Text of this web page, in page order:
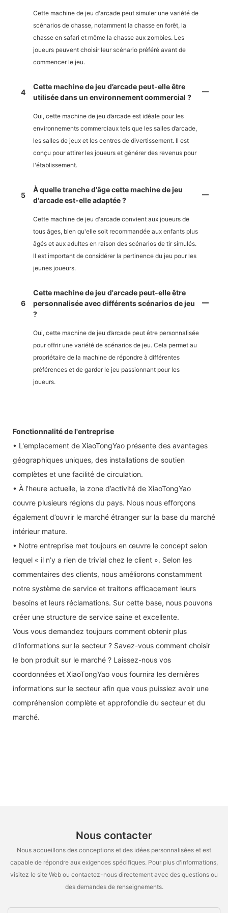
Cette machine de jeu d'arcade peut simuler une variété de
scénarios de chasse, notamment la chasse en forêt, la
chasse en safari et même la chasse aux zombies. Les
joueurs peuvent choisir leur scénario préféré avant de
commencer le jeu.
4
Cette machine de jeu d’arcade peut-elle être
utilisée dans un environnement commercial ?
Oui, cette machine de jeu d’arcade est idéale pour les
environnements commerciaux tels que les salles d’arcade,
les salles de jeux et les centres de divertissement. Il est
conçu pour attirer les joueurs et générer des revenus pour
l'établissement.
5
À quelle tranche d'âge cette machine de jeu
d'arcade est-elle adaptée ?
Cette machine de jeu d'arcade convient aux joueurs de
tous âges, bien qu'elle soit recommandée aux enfants plus
âgés et aux adultes en raison des scénarios de tir simulés.
Il est important de considérer la pertinence du jeu pour les
jeunes joueurs.
6
Cette machine de jeu d'arcade peut-elle être
personnalisée avec différents scénarios de jeu
?
Oui, cette machine de jeu d’arcade peut être personnalisée
pour offrir une variété de scénarios de jeu. Cela permet au
propriétaire de la machine de répondre à différentes
préférences et de garder le jeu passionnant pour les
joueurs.
Fonctionnalité de l'entreprise
• L'emplacement de XiaoTongYao présente des avantages
géographiques uniques, des installations de soutien
complètes et une facilité de circulation.
• À l’heure actuelle, la zone d’activité de XiaoTongYao
couvre plusieurs régions du pays. Nous nous efforçons
également d’ouvrir le marché étranger sur la base du marché
intérieur mature.
• Notre entreprise met toujours en œuvre le concept selon
lequel « il n’y a rien de trivial chez le client ». Selon les
commentaires des clients, nous améliorons constamment
notre système de service et traitons efficacement leurs
besoins et leurs réclamations. Sur cette base, nous pouvons
créer une structure de service saine et excellente.
Vous vous demandez toujours comment obtenir plus
d'informations sur le secteur ? Savez-vous comment choisir
le bon produit sur le marché ? Laissez-nous vos
coordonnées et XiaoTongYao vous fournira les dernières
informations sur le secteur afin que vous puissiez avoir une
compréhension complète et approfondie du secteur et du
marché.
Nous contacter
Nous accueillons des conceptions et des idées personnalisées et est
capable de répondre aux exigences spécifiques. Pour plus d'informations,
visitez le site Web ou contactez-nous directement avec des questions ou
des demandes de renseignements.